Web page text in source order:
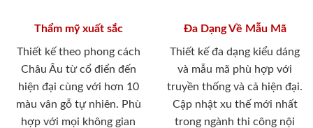
Thẩm mỹ xuất sắc
Thiết kế theo phong cách
Châu Âu từ cổ điển đến
hiện đại cùng với hơn 10
màu vân gỗ tự nhiên. Phù
hợp với mọi không gian
Đa Dạng Về Mẫu Mã
Thiết kế đa dạng kiểu dáng
và mẫu mã phù hợp với
truyền thống và cả hiện đại.
Cập nhật xu thế mới nhất
trong ngành thi công nội